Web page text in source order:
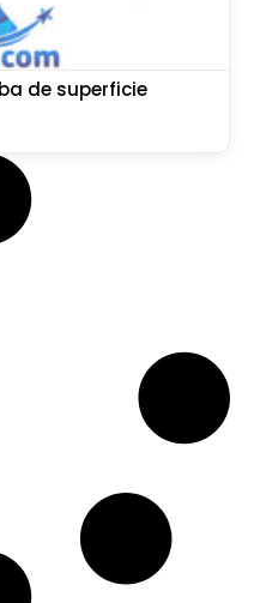
de superficie